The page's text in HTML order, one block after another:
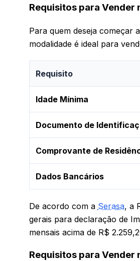
Requisitos para Vender
Para quem deseja começar
modalidade é ideal para
Requisito
Idade Mínima
Documento de
Comprovante de
Dados Bancários
De acordo com a Serasa, a
gerais para declaração de
mensais acima de R$
Requisitos para Vender